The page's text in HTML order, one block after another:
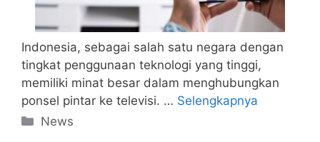
Indonesia, sebagai salah satu negara dengan
tingkat penggunaan teknologi yang tinggi,
memiliki minat besar dalam menghubungkan
ponsel pintar ke televisi. … Selengkapnya
Categories
News